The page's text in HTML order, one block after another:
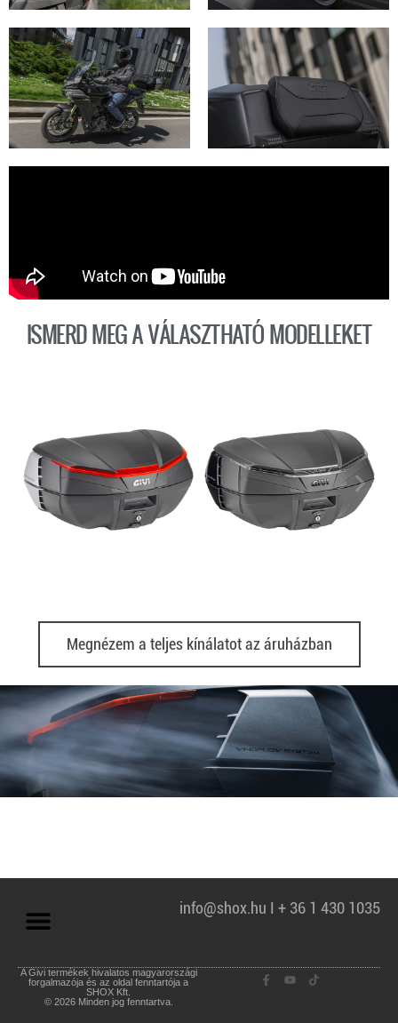
ISMERD MEG A VÁLASZTHATÓ MODELLEKET
Megnézem a teljes kínálatot az áruházban
info@shox.hu I + 36 1 430 1035
A Givi termékek hivalatos magyarországi
forgalmazója és az oldal fenntartója a
SHOX Kft.
© 2026 Minden jog fenntartva.